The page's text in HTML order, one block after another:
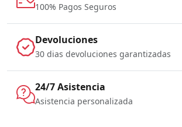
100% Pagos Seguros
Devoluciones
30 dias devoluciones garantizadas
24/7 Asistencia
Asistencia personalizada